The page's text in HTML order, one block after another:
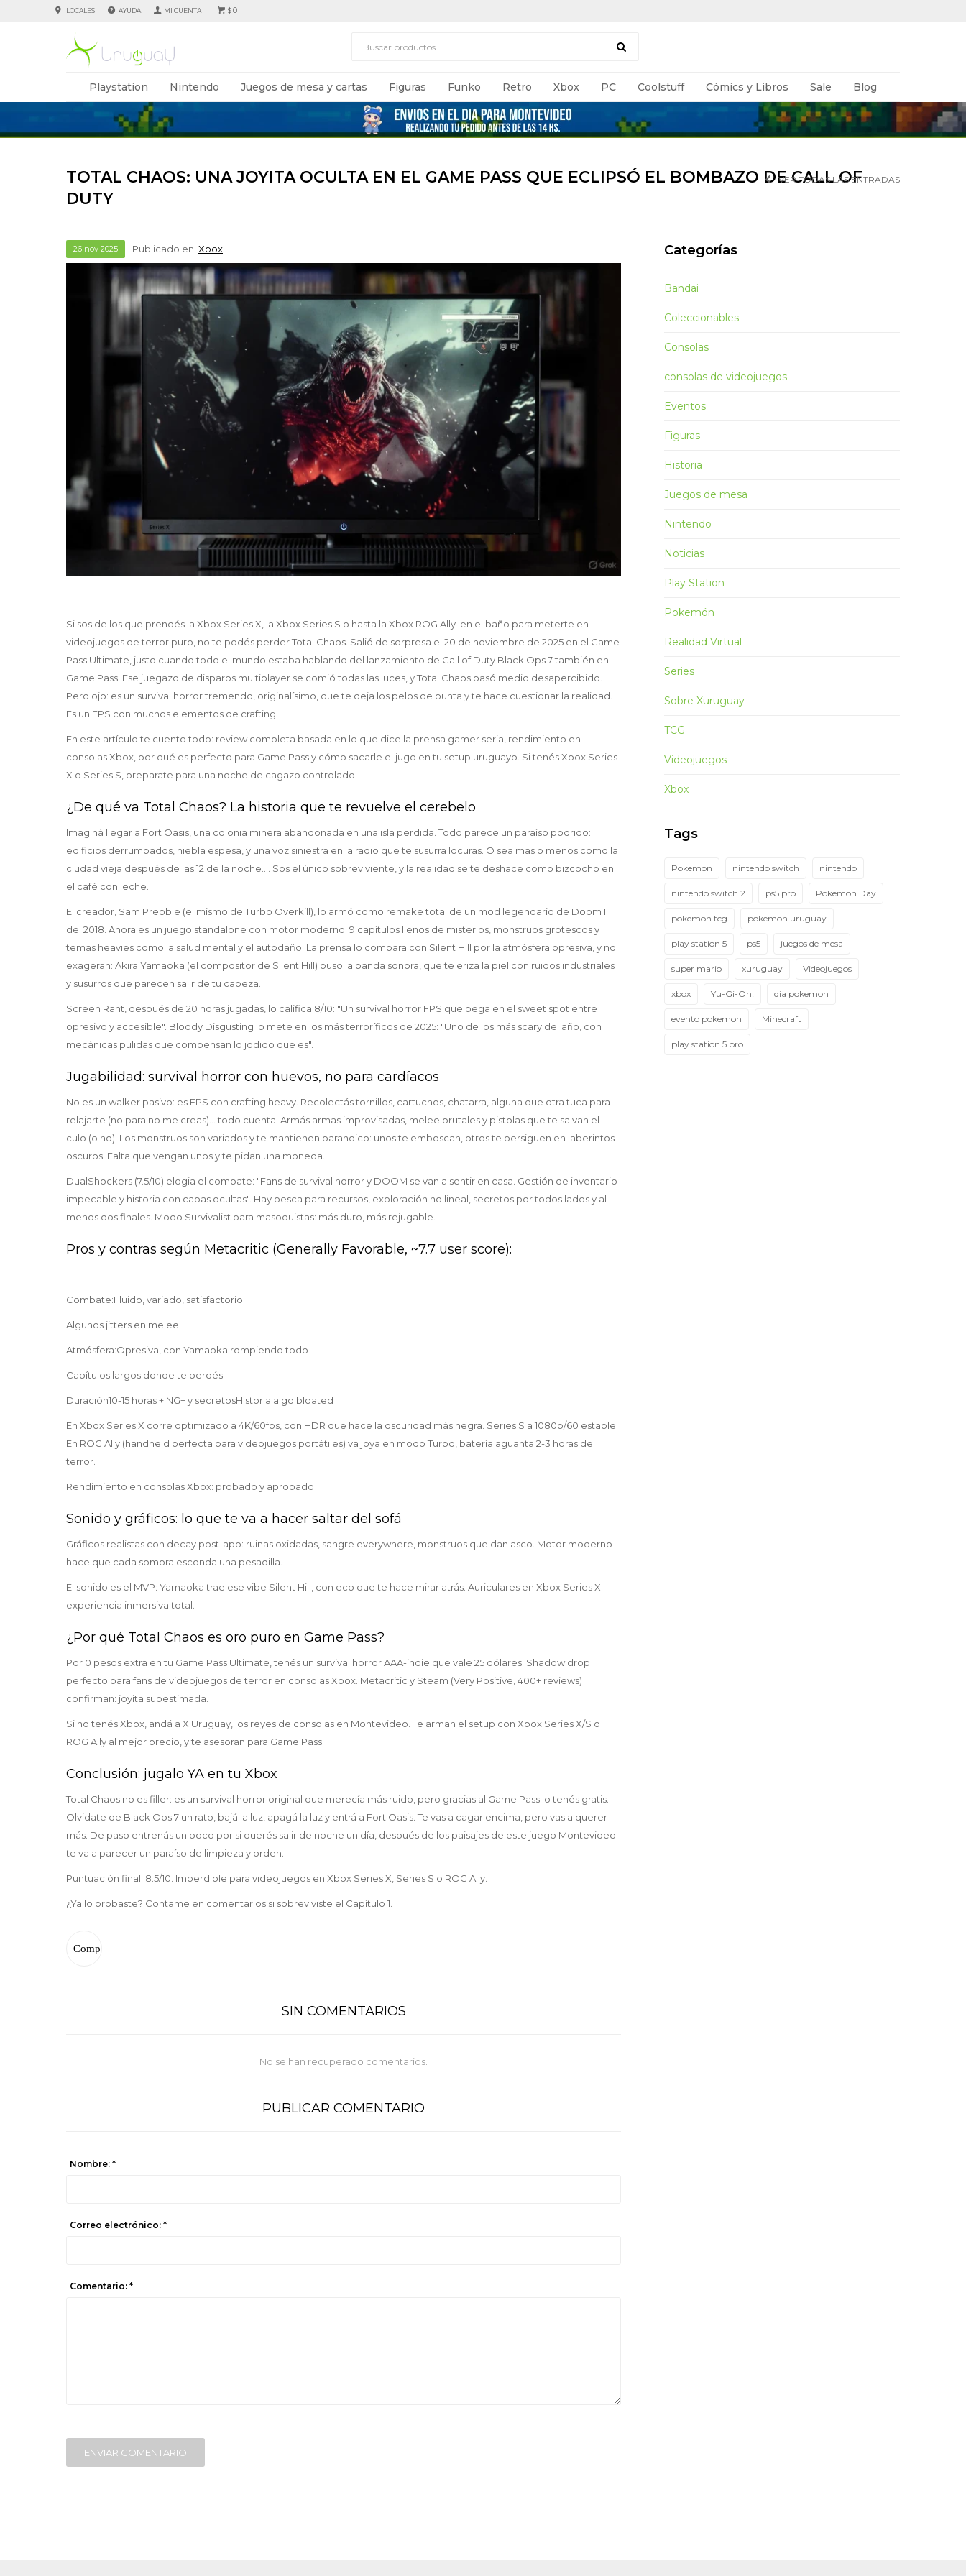
Playstation Nintendo Juegos de mesa y cartas Figuras Funko Retro Xbox PC Coolstuff Cómics y Libros Sale Blog
$0
LOCALES AYUDA
TOTAL CHAOS: UNA JOYITA OCULTA EN EL GAME PASS QUE ECLIPSÓ EL BOMBAZO DE CALL OF
DUTY
VER TODAS LAS ENTRADAS
26 nov 2025 Publicado en: Xbox
Si sos de los que prendés la Xbox Series X, la Xbox Series S o hasta la Xbox ROG Ally en el baño para meterte en
videojuegos de terror puro, no te podés perder Total Chaos. Salió de sorpresa el 20 de noviembre de 2025 en el Game
Pass Ultimate, justo cuando todo el mundo estaba hablando del lanzamiento de Call of Duty Black Ops 7 también en
Game Pass. Ese juegazo de disparos multiplayer se comió todas las luces, y Total Chaos pasó medio desapercibido.
Pero ojo: es un survival horror tremendo, originalísimo, que te deja los pelos de punta y te hace cuestionar la realidad.
Es un FPS con muchos elementos de crafting.
En este artículo te cuento todo: review completa basada en lo que dice la prensa gamer seria, rendimiento en
consolas Xbox, por qué es perfecto para Game Pass y cómo sacarle el jugo en tu setup uruguayo. Si tenés Xbox Series
X o Series S, preparate para una noche de cagazo controlado.
¿De qué va Total Chaos? La historia que te revuelve el cerebelo
Imaginá llegar a Fort Oasis, una colonia minera abandonada en una isla perdida. Todo parece un paraíso podrido:
edificios derrumbados, niebla espesa, y una voz siniestra en la radio que te susurra locuras. O sea mas o menos como la
ciudad vieja después de las 12 de la noche.... Sos el único sobreviviente, y la realidad se te deshace como bizcocho en
el café con leche.
El creador, Sam Prebble (el mismo de Turbo Overkill), lo armó como remake total de un mod legendario de Doom II
del 2018. Ahora es un juego standalone con motor moderno: 9 capítulos llenos de misterios, monstruos grotescos y
temas heavies como la salud mental y el autodaño. La prensa lo compara con Silent Hill por la atmósfera opresiva, y no
exageran: Akira Yamaoka (el compositor de Silent Hill) puso la banda sonora, que te eriza la piel con ruidos industriales
y susurros que parecen salir de tu cabeza.
Screen Rant, después de 20 horas jugadas, lo califica 8/10: "Un survival horror FPS que pega en el sweet spot entre
opresivo y accesible". Bloody Disgusting lo mete en los más terroríficos de 2025: "Uno de los más scary del año, con
mecánicas pulidas que compensan lo jodido que es".
Jugabilidad: survival horror con huevos, no para cardíacos
No es un walker pasivo: es FPS con crafting heavy. Recolectás tornillos, cartuchos, chatarra, alguna que otra tuca para
relajarte (no para no me creas)... todo cuenta. Armás armas improvisadas, melee brutales y pistolas que te salvan el
culo (o no). Los monstruos son variados y te mantienen paranoico: unos te emboscan, otros te persiguen en laberintos
oscuros. Falta que vengan unos y te pidan una moneda...
DualShockers (7.5/10) elogia el combate: "Fans de survival horror y DOOM se van a sentir en casa. Gestión de inventario
impecable y historia con capas ocultas". Hay pesca para recursos, exploración no lineal, secretos por todos lados y al
menos dos finales. Modo Survivalist para masoquistas: más duro, más rejugable.
Pros y contras según Metacritic (Generally Favorable, ~7.7 user score):
Combate:Fluido, variado, satisfactorio
Algunos jitters en melee
Atmósfera:Opresiva, con Yamaoka rompiendo todo
Capítulos largos donde te perdés
Duración10-15 horas + NG+ y secretosHistoria algo bloated
En Xbox Series X corre optimizado a 4K/60fps, con HDR que hace la oscuridad más negra. Series S a 1080p/60 estable.
En ROG Ally (handheld perfecta para videojuegos portátiles) va joya en modo Turbo, batería aguanta 2-3 horas de
terror.
Rendimiento en consolas Xbox: probado y aprobado
Sonido y gráficos: lo que te va a hacer saltar del sofá
Gráficos realistas con decay post-apo: ruinas oxidadas, sangre everywhere, monstruos que dan asco. Motor moderno
hace que cada sombra esconda una pesadilla.
El sonido es el MVP: Yamaoka trae ese vibe Silent Hill, con eco que te hace mirar atrás. Auriculares en Xbox Series X =
experiencia inmersiva total.
¿Por qué Total Chaos es oro puro en Game Pass?
Por 0 pesos extra en tu Game Pass Ultimate, tenés un survival horror AAA-indie que vale 25 dólares. Shadow drop
perfecto para fans de videojuegos de terror en consolas Xbox. Metacritic y Steam (Very Positive, 400+ reviews)
confirman: joyita subestimada.
Si no tenés Xbox, andá a X Uruguay, los reyes de consolas en Montevideo. Te arman el setup con Xbox Series X/S o
ROG Ally al mejor precio, y te asesoran para Game Pass.
Conclusión: jugalo YA en tu Xbox
Total Chaos no es filler: es un survival horror original que merecía más ruido, pero gracias al Game Pass lo tenés gratis.
Olvidate de Black Ops 7 un rato, bajá la luz, apagá la luz y entrá a Fort Oasis. Te vas a cagar encima, pero vas a querer
más. De paso entrenás un poco por si querés salir de noche un día, después de los paisajes de este juego Montevideo
te va a parecer un paraíso de limpieza y orden.
Puntuación final: 8.5/10. Imperdible para videojuegos en Xbox Series X, Series S o ROG Ally.
¿Ya lo probaste? Contame en comentarios si sobreviviste el Capítulo 1.
SIN COMENTARIOS
No se han recuperado comentarios.
PUBLICAR COMENTARIO
Nombre: *
Correo electrónico: *
Comentario: *
ENVIAR COMENTARIO
Categorías
Bandai
Coleccionables
Consolas
consolas de videojuegos
Eventos
Figuras
Historia
Juegos de mesa
Nintendo
Noticias
Play Station
Pokemón
Realidad Virtual
Series
Sobre Xuruguay
TCG
Videojuegos
Xbox
Tags
Pokemon nintendo switch nintendo
nintendo switch 2 ps5 pro Pokemon Day
pokemon tcg pokemon uruguay
play station 5 ps5 juegos de mesa
super mario xuruguay Videojuegos
xbox Yu-Gi-Oh! dia pokemon
evento pokemon Minecraft
play station 5 pro